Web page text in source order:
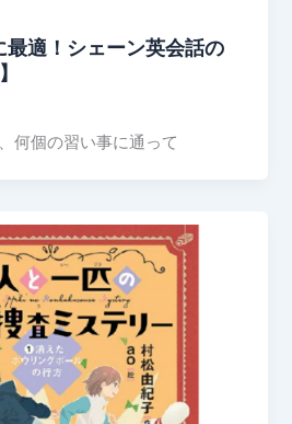
最適！シェーン英会話の
何個の習い事に通って